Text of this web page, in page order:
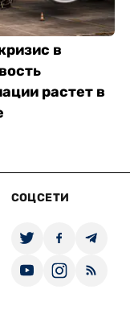
в
растет в
СОЦСЕТИ